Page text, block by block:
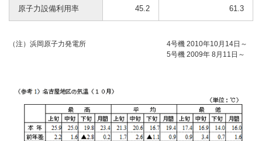
原子力設備利用率 45.2 61.3
（注）浜岡原子力発電所
4号機 2010年10月14日～
5号機 2009年 8月11日～